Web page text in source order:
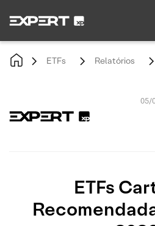
ETFs Relatórios
05/
ETFs